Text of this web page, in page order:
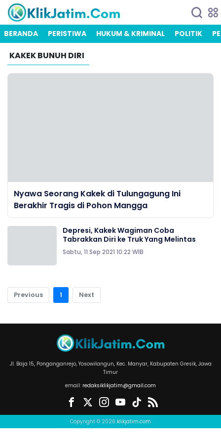
BERANDA PERISTIWA HUKUM & KRIMINAL POLITIK
KAKEK BUNUH DIRI
Nyawa Seorang Kakek di Tulungagung Ini
Berakhir Tragis di Pohon Mangga
Depresi, Kakek Wagiman Coba
Tabrakkan Diri ke Truk Yang Melintas
Sabtu, 11 Sep 2021 10:22 WIB
Previous 1 Next
Jl. Baja 15, Ponganganrejo, Yosowilangun, Kec. Manyar, Kabupaten Gresik, Jawa
Timur
email: redaksiklikjatim@gmail.com
Copyright © 2026 klikjatim.com